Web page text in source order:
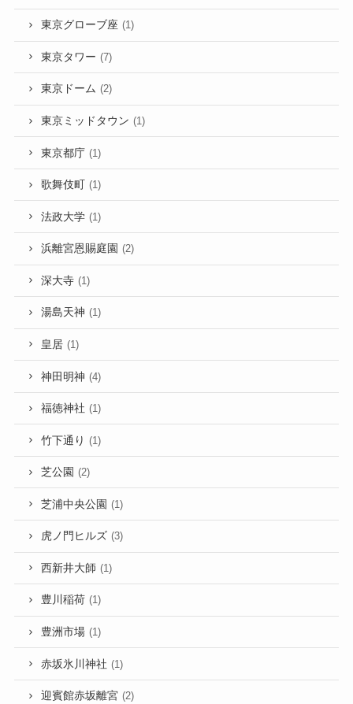
東京グローブ座 (1)
東京タワー (7)
東京ドーム (2)
東京ミッドタウン (1)
東京都庁 (1)
歌舞伎町 (1)
法政大学 (1)
浜離宮恩賜庭園 (2)
深大寺 (1)
湯島天神 (1)
皇居 (1)
神田明神 (4)
福徳神社 (1)
竹下通り (1)
芝公園 (2)
芝浦中央公園 (1)
虎ノ門ヒルズ (3)
西新井大師 (1)
豊川稲荷 (1)
豊洲市場 (1)
赤坂氷川神社 (1)
迎賓館赤坂離宮 (2)